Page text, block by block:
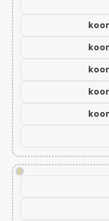
!